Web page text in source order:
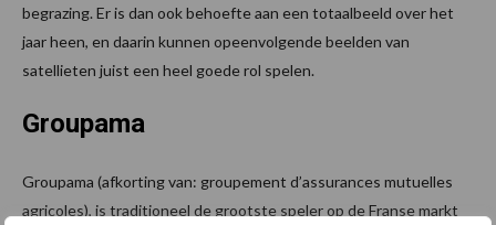
begrazing. Er is dan ook behoefte aan een totaalbeeld over het
jaar heen, en daarin kunnen opeenvolgende beelden van
satellieten juist een heel goede rol spelen.
Groupama
Groupama (afkorting van: groupement d’assurances mutuelles
agricoles), is traditioneel de grootste speler op de Franse markt